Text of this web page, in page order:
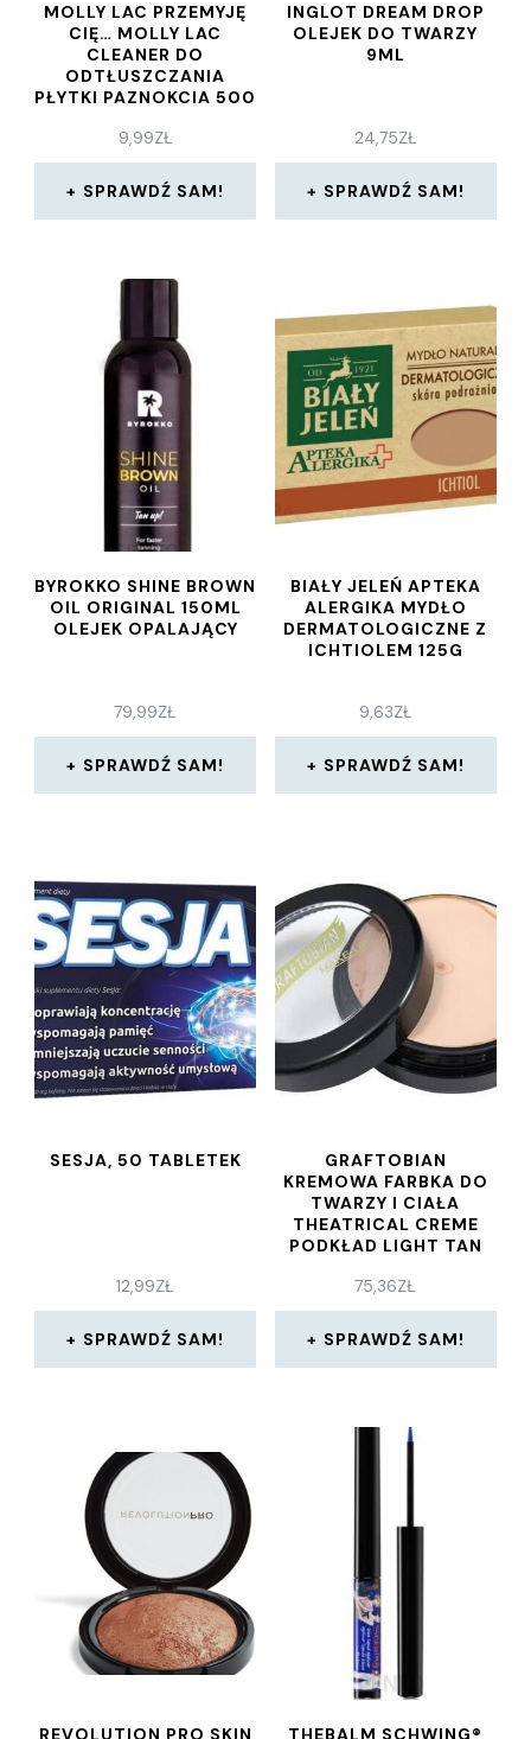
MOLLY LAC PRZEMYJĘ
CIĘ… MOLLY LAC
CLEANER DO
ODTŁUSZCZANIA
PŁYTKI PAZNOKCIA 500
9,99ZŁ
SPRAWDŹ SAM!
INGLOT DREAM DROP
OLEJEK DO TWARZY
9ML
24,75ZŁ
SPRAWDŹ SAM!
BYROKKO SHINE BROWN
OIL ORIGINAL 150ML
OLEJEK OPALAJĄCY
79,99ZŁ
SPRAWDŹ SAM!
BIAŁY JELEŃ APTEKA
ALERGIKA MYDŁO
DERMATOLOGICZNE Z
ICHTIOLEM 125G
9,63ZŁ
SPRAWDŹ SAM!
SESJA, 50 TABLETEK
12,99ZŁ
SPRAWDŹ SAM!
GRAFTOBIAN
KREMOWA FARBKA DO
TWARZY I CIAŁA
THEATRICAL CREME
PODKŁAD LIGHT TAN
75,36ZŁ
SPRAWDŹ SAM!
REVOLUTION PRO SKIN THEBALM SCHWING®